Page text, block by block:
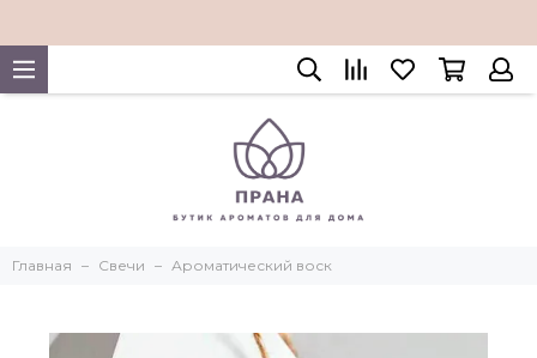
Главная Свечи Ароматический воск